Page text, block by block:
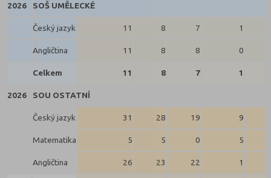
2026 SOŠ UMĚLECKÉ
Český jazyk 11 8 7 1
Angličtina 11 8 8 0
Celkem 11 8 7 1
2026 SOU OSTATNÍ
Český jazyk 31 28 19 9
Matematika 5 5 0 5
Angličtina 26 23 22 1